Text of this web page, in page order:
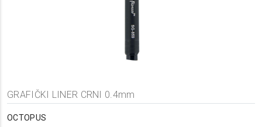
GRAFIČKI LINER CRNI 0.4mm
OCTOPUS